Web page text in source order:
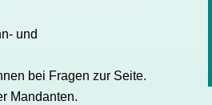
und
bei Fragen zur Seite.
Mandanten.